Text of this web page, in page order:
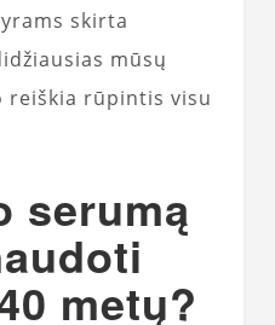
skirta
mūsų
reiškia rūpintis visu
serumą
metų?